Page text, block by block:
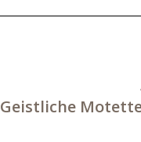
Geistliche